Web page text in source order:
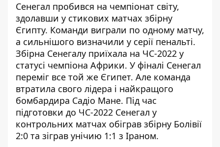
Сенегал пробився на чемпіонат світу,
здолавши у стикових матчах збірну
Єгипту. Команди виграли по одному матчу,
а сильнішого визначили у серії пенальті.
Збірна Сенегалу приїхала на ЧС-2022 у
статусі чемпіона Африки. У фіналі Сенегал
переміг все той же Єгипет. Але команда
втратила свого лідера і найкращого
бомбардира Садіо Мане. Під час
підготовки до ЧС-2022 Сенегал у
контрольних матчах обіграв збірну Болівії
2:0 та зіграв унічию 1:1 з Іраном.